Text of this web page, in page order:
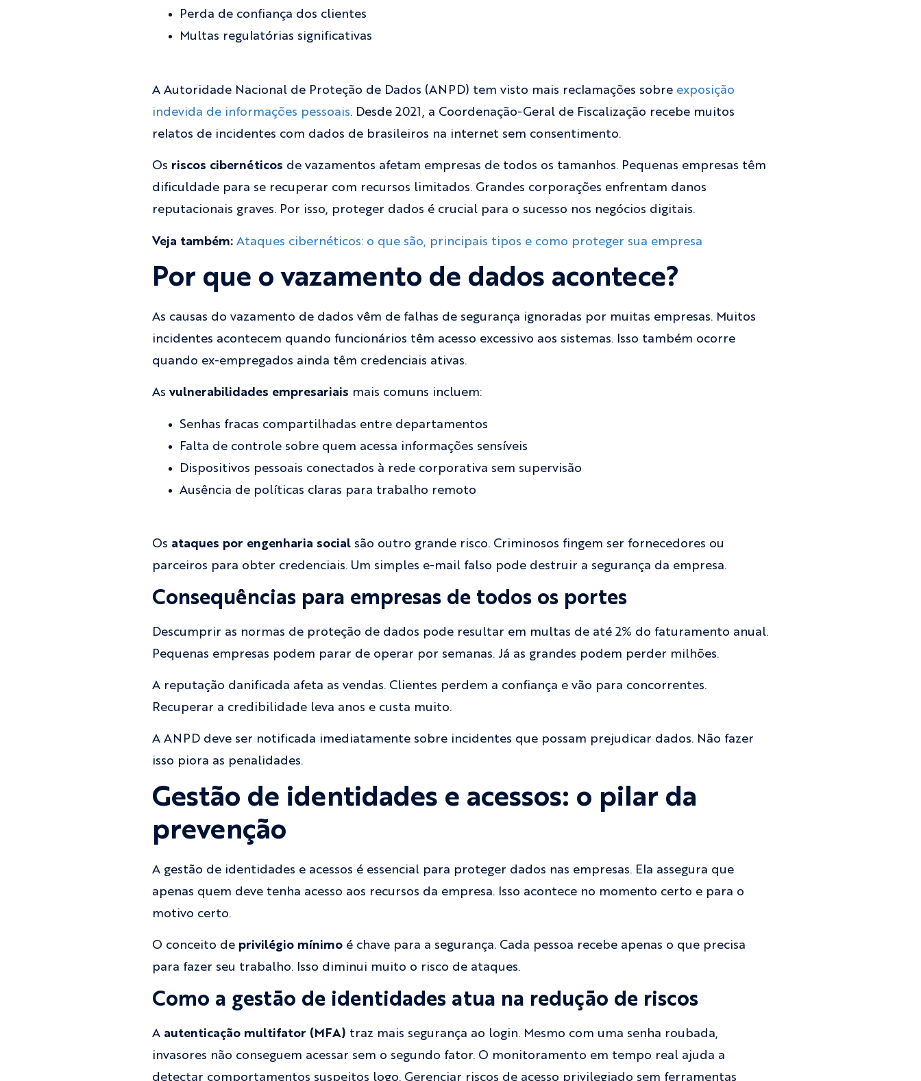
Perda de confiança dos clientes
Multas regulatórias significativas
A Autoridade Nacional de Proteção de Dados (ANPD) tem visto mais reclamações sobre exposição
indevida de informações pessoais. Desde 2021, a Coordenação-Geral de Fiscalização recebe muitos
relatos de incidentes com dados de brasileiros na internet sem consentimento.
Os riscos cibernéticos de vazamentos afetam empresas de todos os tamanhos. Pequenas empresas têm
dificuldade para se recuperar com recursos limitados. Grandes corporações enfrentam danos
reputacionais graves. Por isso, proteger dados é crucial para o sucesso nos negócios digitais.
Veja também: Ataques cibernéticos: o que são, principais tipos e como proteger sua empresa
Por que o vazamento de dados acontece?
As causas do vazamento de dados vêm de falhas de segurança ignoradas por muitas empresas. Muitos
incidentes acontecem quando funcionários têm acesso excessivo aos sistemas. Isso também ocorre
quando ex-empregados ainda têm credenciais ativas.
As vulnerabilidades empresariais mais comuns incluem:
Senhas fracas compartilhadas entre departamentos
Falta de controle sobre quem acessa informações sensíveis
Dispositivos pessoais conectados à rede corporativa sem supervisão
Ausência de políticas claras para trabalho remoto
Os ataques por engenharia social são outro grande risco. Criminosos fingem ser fornecedores ou
parceiros para obter credenciais. Um simples e-mail falso pode destruir a segurança da empresa.
Consequências para empresas de todos os portes
Descumprir as normas de proteção de dados pode resultar em multas de até 2% do faturamento anual.
Pequenas empresas podem parar de operar por semanas. Já as grandes podem perder milhões.
A reputação danificada afeta as vendas. Clientes perdem a confiança e vão para concorrentes.
Recuperar a credibilidade leva anos e custa muito.
A ANPD deve ser notificada imediatamente sobre incidentes que possam prejudicar dados. Não fazer
isso piora as penalidades.
Gestão de identidades e acessos: o pilar da
prevenção
A gestão de identidades e acessos é essencial para proteger dados nas empresas. Ela assegura que
apenas quem deve tenha acesso aos recursos da empresa. Isso acontece no momento certo e para o
motivo certo.
O conceito de privilégio mínimo é chave para a segurança. Cada pessoa recebe apenas o que precisa
para fazer seu trabalho. Isso diminui muito o risco de ataques.
Como a gestão de identidades atua na redução de riscos
A autenticação multifator (MFA) traz mais segurança ao login. Mesmo com uma senha roubada,
invasores não conseguem acessar sem o segundo fator. O monitoramento em tempo real ajuda a
detectar comportamentos suspeitos logo. Gerenciar riscos de acesso privilegiado sem ferramentas